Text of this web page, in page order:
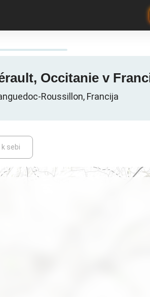
Occitanie v
Roussillon, Francija
sebi